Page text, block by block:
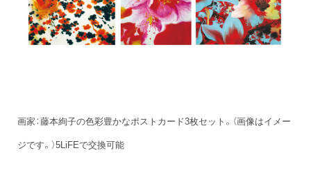
画家：藤本絢子の色彩豊かなポストカード3枚セット。（画像はイメー
ジです。）5LiFEで交換可能